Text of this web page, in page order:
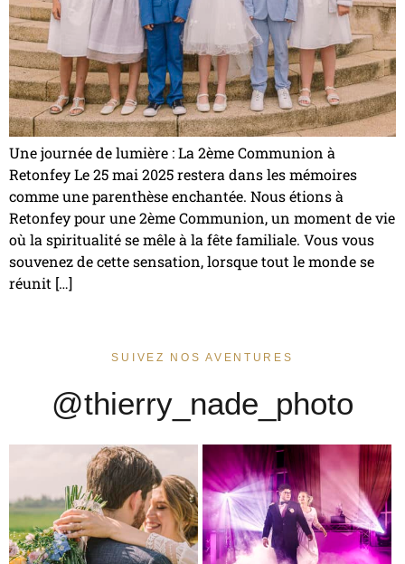
Une journée de lumière : La 2ème Communion à
Retonfey Le 25 mai 2025 restera dans les mémoires
comme une parenthèse enchantée. Nous étions à
Retonfey pour une 2ème Communion, un moment de vie
où la spiritualité se mêle à la fête familiale. Vous vous
souvenez de cette sensation, lorsque tout le monde se
réunit […]
SUIVEZ NOS AVENTURES
@thierry_nade_photo